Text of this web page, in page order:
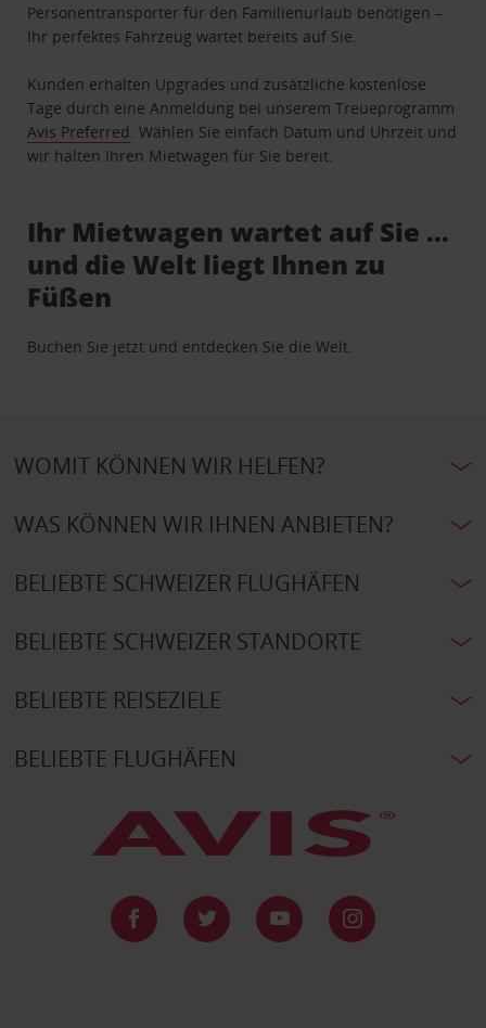
Personentransporter für den Familienurlaub benötigen –
Ihr perfektes Fahrzeug wartet bereits auf Sie.
Kunden erhalten Upgrades und zusätzliche kostenlose
Tage durch eine Anmeldung bei unserem Treueprogramm
Avis Preferred . Wählen Sie einfach Datum und Uhrzeit und
wir halten Ihren Mietwagen für Sie bereit.
Ihr Mietwagen wartet auf Sie …
und die Welt liegt Ihnen zu
Füßen
Buchen Sie jetzt und entdecken Sie die Welt.
WOMIT KÖNNEN WIR HELFEN?
WAS KÖNNEN WIR IHNEN ANBIETEN?
BELIEBTE SCHWEIZER FLUGHÄFEN
BELIEBTE SCHWEIZER STANDORTE
BELIEBTE REISEZIELE
BELIEBTE FLUGHÄFEN